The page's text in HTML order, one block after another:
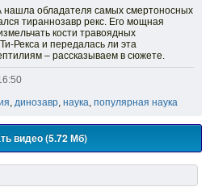
нашла обладателя самых смертоносных
тираннозавр рекс. Его мощная
кости травоядных
Рекса и передалась ли эта
– рассказываем в сюжете.
, динозавр, наука, популярная наука
видео (5.72 Мб)